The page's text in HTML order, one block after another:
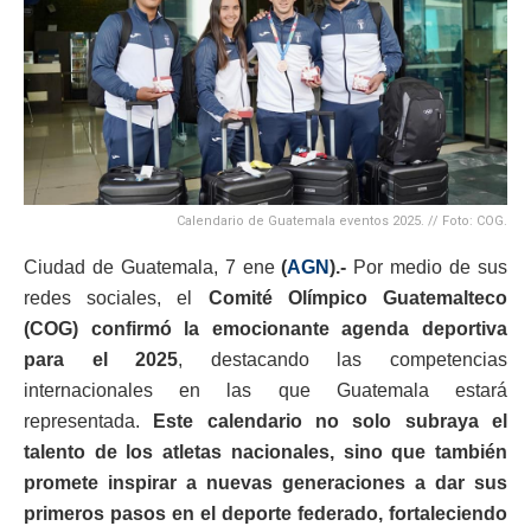
Calendario de Guatemala eventos 2025. // Foto: COG.
Ciudad de Guatemala, 7 ene(AGN).- Por medio de sus
redes sociales, el Comité Olímpico Guatemalteco
(COG) confirmó la emocionante agenda deportiva
para el 2025, destacando las competencias
internacionales en las que Guatemala estará
representada.
Este calendario no solo subraya el
talento de los atletas nacionales, sino que también
promete inspirar a nuevas generaciones a dar sus
primeros pasos en el deporte federado, fortaleciendo